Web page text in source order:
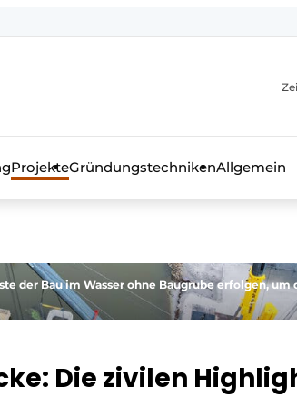
Fachmagazin für die Beton- und
ProjekteGründungstechnikenAllgemein
der Bau im Wasser ohne Baugrube erfolgen,
Die zivilen